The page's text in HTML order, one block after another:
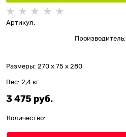
Артикул:
Производитель:
Размеры: 270 x 75 x 280
Вес: 2,4 кг.
3 475 руб.
Количество: